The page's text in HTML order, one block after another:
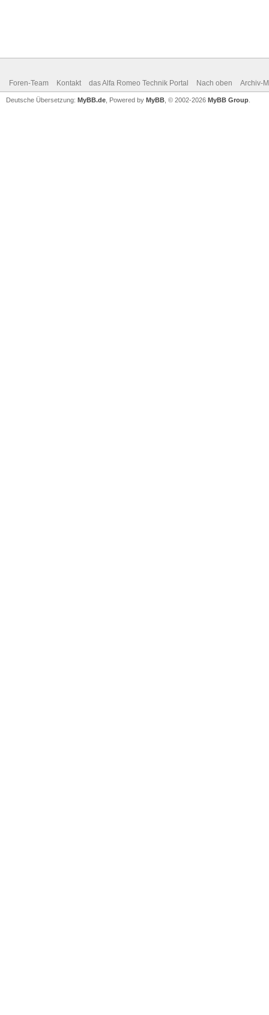
Foren-Team Kontakt das Alfa Romeo Technik Portal Nach oben Archiv-
Deutsche Übersetzung: MyBB.de , Powered by MyBB , © 2002-2026 MyBB Group